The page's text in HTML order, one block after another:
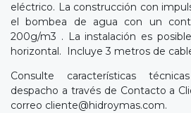
eléctrico. La construcción con
el bombea de agua con un
200g/m3 . La instalación es
horizontal. Incluye 3 metros de
Consulte características
despacho a través de Contacto a
correo cliente@hidroymas.com.